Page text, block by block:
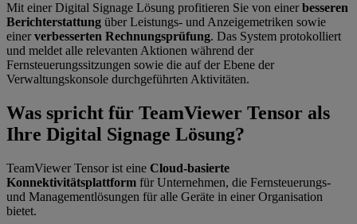
Mit einer Digital Signage Lösung profitieren Sie von einerbesseren
Berichterstattung über Leistungs- und Anzeigemetriken sowie
einerverbesserten Rechnungsprüfung. Das System protokolliert
und meldet alle relevanten Aktionen während der
Fernsteuerungssitzungen sowie die auf der Ebene der
Verwaltungskonsole durchgeführten Aktivitäten.
Was spricht für TeamViewer Tensor als
Ihre Digital Signage Lösung?
TeamViewer Tensor ist eine Cloud-basierte
Konnektivitätsplattform für Unternehmen, die Fernsteuerungs-
und Managementlösungen für alle Geräte in einer Organisation
bietet.